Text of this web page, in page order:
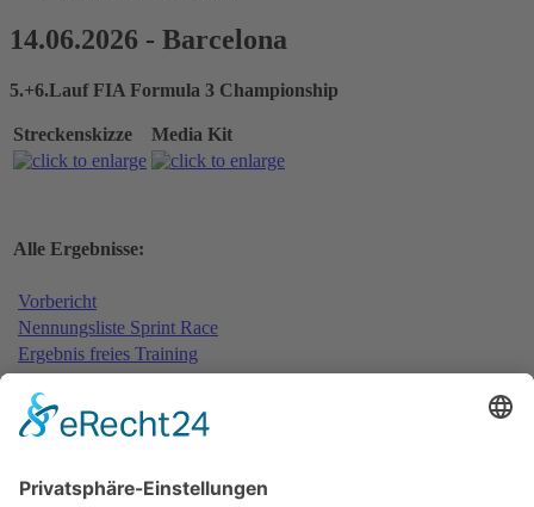
14.06.2026 - Barcelona
5.+6.Lauf FIA Formula 3 Championship
Streckenskizze Media Kit
Alle Ergebnisse:
Vorbericht
Nennungsliste Sprint Race
Ergebnis freies Training
Bericht freies Training
Ergebnis Zeittraining
Bericht Zeittraining
Ergebnis Sprint Race
Original Zeitnahme